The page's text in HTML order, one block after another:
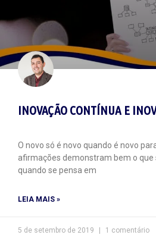
INOVAÇÃO CONTÍNUA E
O novo só é novo quando é novo
afirmações demonstram bem o que
quando se pensa em
LEIA MAIS »
5 de setembro de 2019 1 comentário